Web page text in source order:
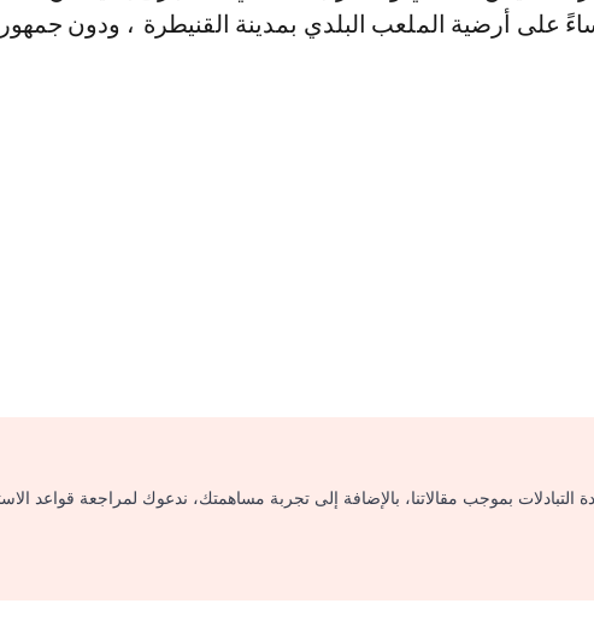
على أرضية الملعب البلدي بمدينة القنيطرة ، ودون
بموجب مقالاتنا، بالإضافة إلى تجربة مساهمتك، ندعوك لمراجعة قواعد